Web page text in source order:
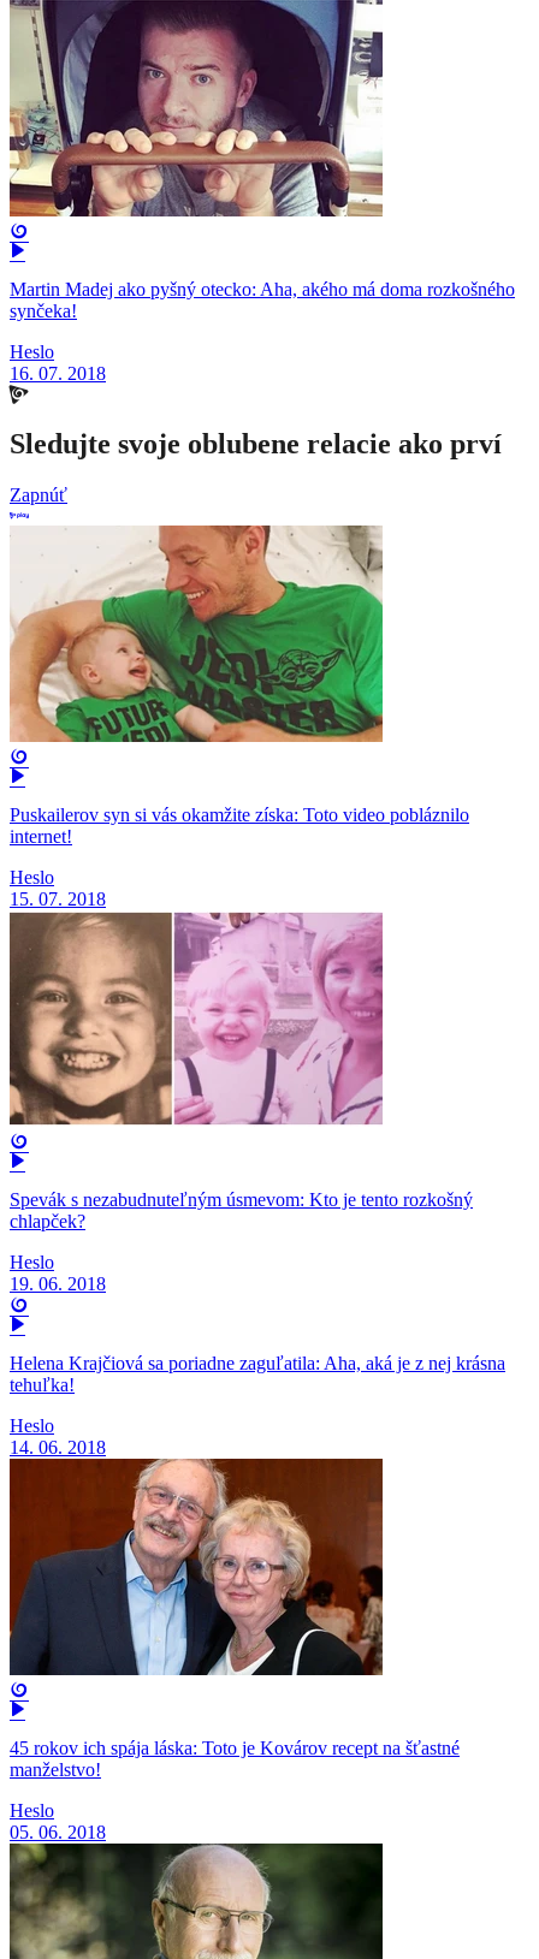
Martin Madej ako pyšný otecko: Aha, akého má doma rozkošného
synčeka!
Heslo
16. 07. 2018
Sledujte svoje oblubene relacie ako prví
Zapnúť
Puskailerov syn si vás okamžite získa: Toto video pobláznilo
internet!
Heslo
15. 07. 2018
Spevák s nezabudnuteľným úsmevom: Kto je tento rozkošný
chlapček?
Heslo
19. 06. 2018
Helena Krajčiová sa poriadne zaguľatila: Aha, aká je z nej krásna
tehuľka!
Heslo
14. 06. 2018
45 rokov ich spája láska: Toto je Kovárov recept na šťastné
manželstvo!
Heslo
05. 06. 2018